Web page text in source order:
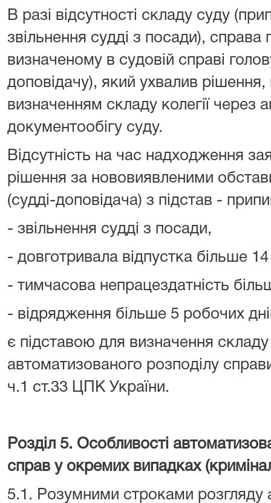
В разі відсутності складу суду
звільнення судді з посади), справа
визначеному в судовій справі
доповідачу), який ухвалив
визначенням складу колегії через
документообігу суду.
Відсутність на час надходження
рішення за нововиявленими
(судді-доповідача) з підстав -
- звільнення судді з посади,
- довготривала відпустка більше
- тимчасова непрацездатність
- відрядження більше 5 робочих
є підставою для визначення
автоматизованого розподілу
ч.1 ст.33 ЦПК України.
Розділ 5. Особливості
справ у окремих випадках
5.1. Розумними строками розгляду